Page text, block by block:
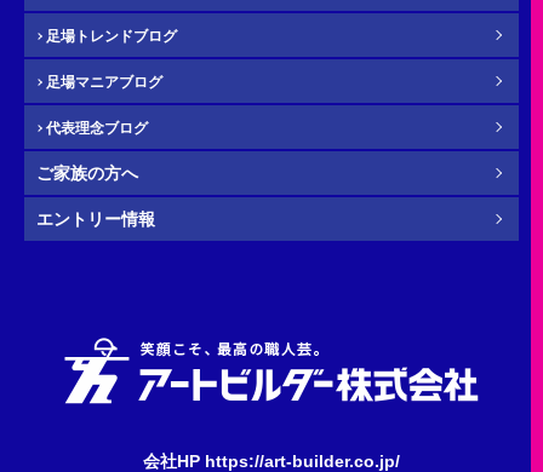
必須 年齢
任意 その他・お問い合わせ内容
足場トレンドブログ
足場マニアブログ
代表理念ブログ
ご家族の方へ
エントリー情報
会社HP https://art-builder.co.jp/